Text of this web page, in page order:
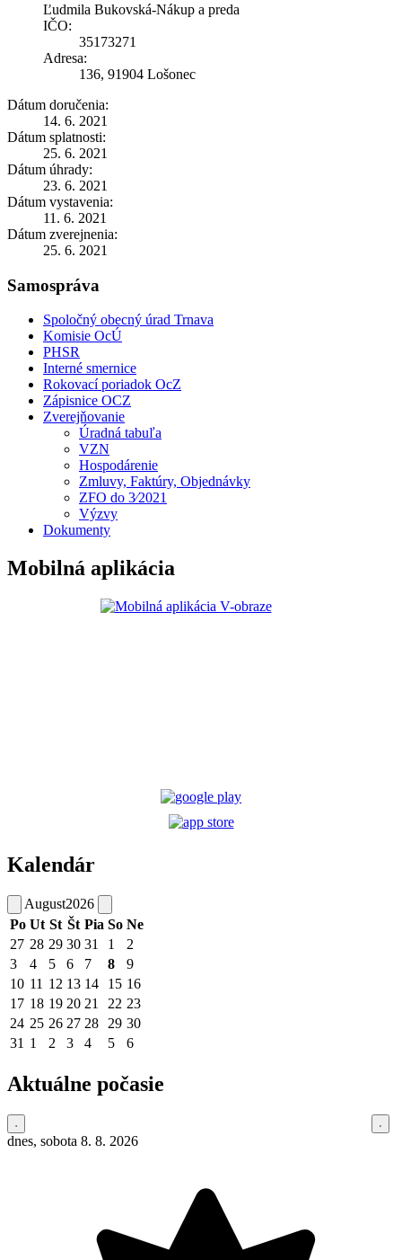
Ľudmila Bukovská-Nákup a preda
IČO:
35173271
Adresa:
136, 91904 Lošonec
Dátum doručenia:
14. 6. 2021
Dátum splatnosti:
25. 6. 2021
Dátum úhrady:
23. 6. 2021
Dátum vystavenia:
11. 6. 2021
Dátum zverejnenia:
25. 6. 2021
Samospráva
Spoločný obecný úrad Trnava
Komisie OcÚ
PHSR
Interné smernice
Rokovací poriadok OcZ
Zápisnice OCZ
Zverejňovanie
Úradná tabuľa
VZN
Hospodárenie
Zmluvy, Faktúry, Objednávky
ZFO do 3⁄2021
Výzvy
Dokumenty
Mobilná aplikácia
Kalendár
August2026
Po Ut St Št Pia So Ne
27 28 29 30 31 1
2
3
4 5 6 7 8
9
10 11 12 13 14 15 16
17 18 19 20 21 22 23
24 25 26 27 28 29 30
31 1 2 3 4 5 6
Aktuálne počasie
dnes, sobota 8. 8. 2026